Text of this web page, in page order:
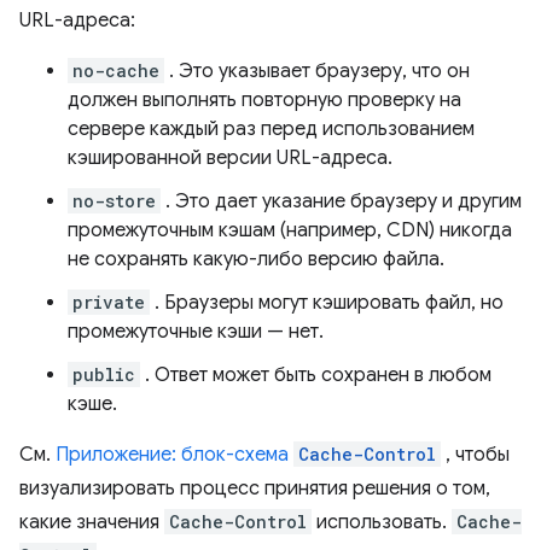
URL-адреса:
no-cache . Это указывает браузеру, что он
должен выполнять повторную проверку на
сервере каждый раз перед использованием
кэшированной версии URL-адреса.
no-store . Это дает указание браузеру и другим
промежуточным кэшам (например, CDN) никогда
не сохранять какую-либо версию файла.
private . Браузеры могут кэшировать файл, но
промежуточные кэши — нет.
public . Ответ может быть сохранен в любом
кэше.
См. Приложение: блок-схема Cache-Control , чтобы
визуализировать процесс принятия решения о том,
какие значения Cache-Control использовать. Cache-